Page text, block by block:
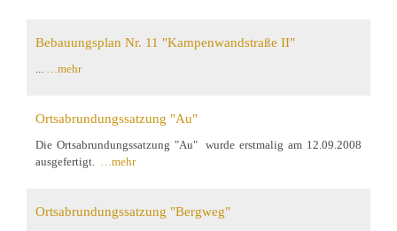
Bebauungsplan Nr. 11 "Kampenwandstraße II"
... …mehr
Ortsabrundungssatzung "Au"
Die Ortsabrundungssatzung "Au" wurde erstmalig am 12.09.2008
ausgefertigt. …mehr
Ortsabrundungssatzung "Bergweg"